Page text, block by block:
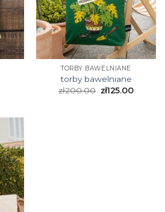
TORBY BAWELNIANE
torby bawelniane
zł200.00 zł125.00